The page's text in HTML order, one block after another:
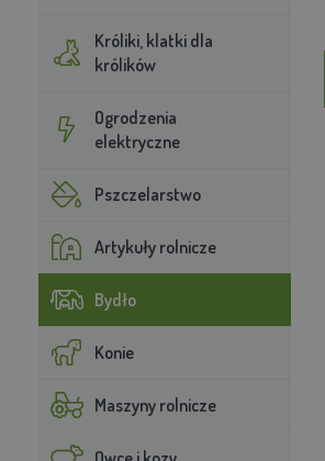
Króliki, klatki dla
królików
Ogrodzenia
elektryczne
Pszczelarstwo
Artykuły rolnicze
Bydło
Konie
Maszyny rolnicze